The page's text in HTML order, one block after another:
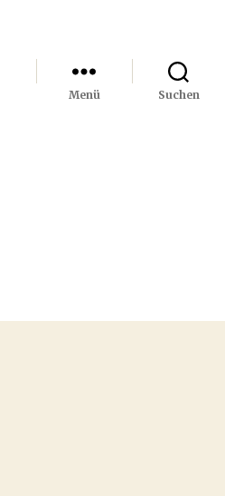
Menü Suchen